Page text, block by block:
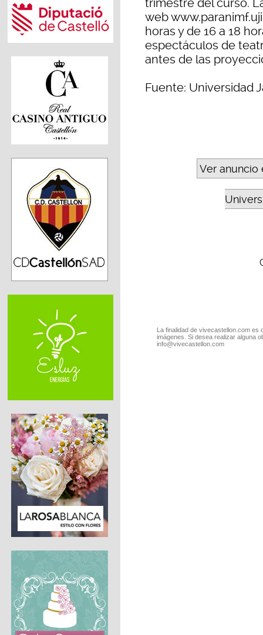
trimestre del curso.
web
horas y de 16 a 18
espectáculos de
antes de las
Fuente: Universidad
Ver anuncio
La finalidad de vivecastellon.com
imágenes. Si desea realizar alguna
info@vivecastellon.com